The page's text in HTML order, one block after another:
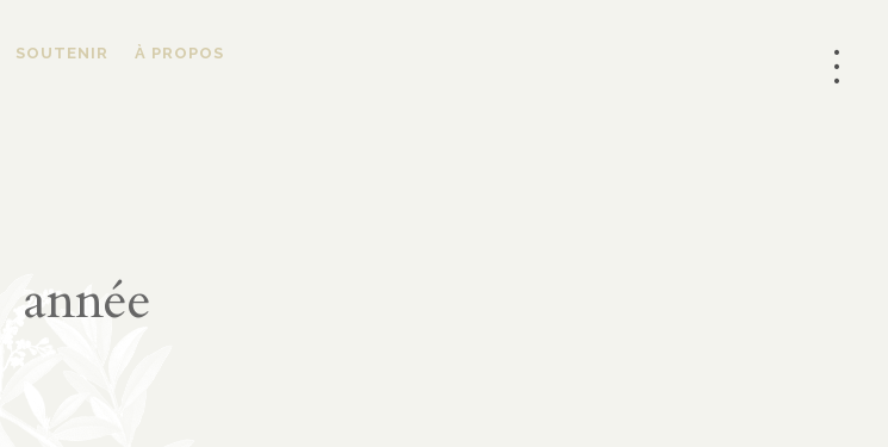
•••
SOUTENIR À PROPOS
année